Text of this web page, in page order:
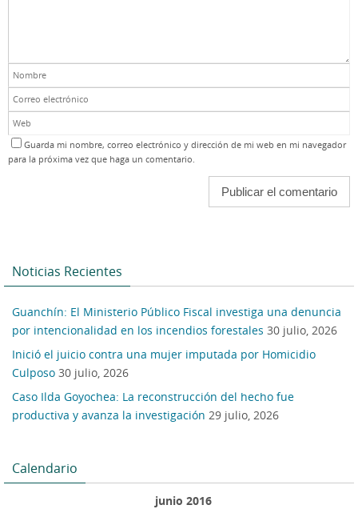
Guarda mi nombre, correo electrónico y dirección de mi web en mi navegador
para la próxima vez que haga un comentario.
Noticias Recientes
Guanchín: El Ministerio Público Fiscal investiga una denuncia
por intencionalidad en los incendios forestales 30 julio, 2026
Inició el juicio contra una mujer imputada por Homicidio
Culposo 30 julio, 2026
Caso Ilda Goyochea: La reconstrucción del hecho fue
productiva y avanza la investigación 29 julio, 2026
Calendario
junio 2016